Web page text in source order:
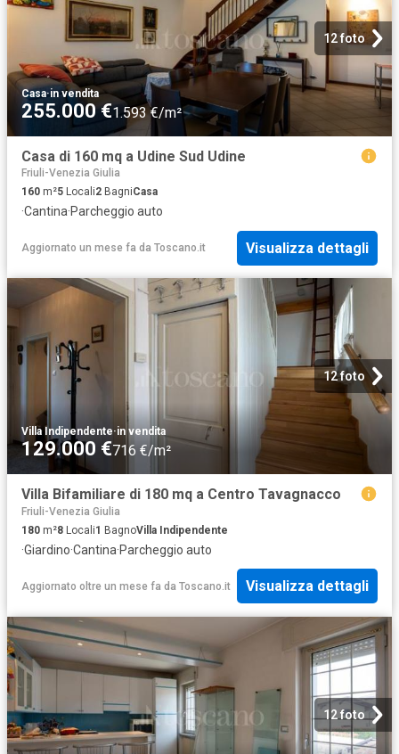
12 foto
Casa·in vendita
255.000 €1.593 €/m²
Casa di 160 mq a Udine Sud Udine
Friuli-Venezia Giulia
160 m²5 Locali2 BagniCasa
·Cantina·Parcheggio auto
Aggiornato un mese fa da Toscano.it Visualizza dettagli
12 foto
Villa Indipendente·in vendita
129.000 €716 €/m²
Villa Bifamiliare di 180 mq a Centro Tavagnacco
Friuli-Venezia Giulia
180 m²8 Locali1 BagnoVilla Indipendente
·Giardino·Cantina·Parcheggio auto
Aggiornato oltre un mese fa da Toscano.it Visualizza dettagli
12 foto